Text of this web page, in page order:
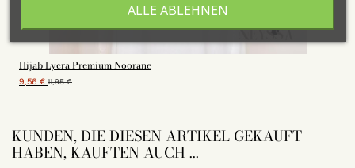
Hijab Lycra Premium Noorane
9,56 € 11,95 €
KUNDEN, DIE DIESEN ARTIKEL GEKAUFT
HABEN, KAUFTEN AUCH ...
ALLE ABLEHNEN